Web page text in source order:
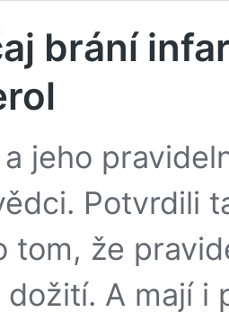
brání
jeho
Potvrdili
tom, že
A mají i